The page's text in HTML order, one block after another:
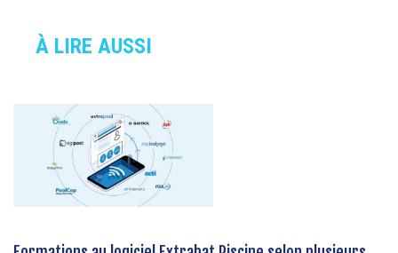
À LIRE AUSSI